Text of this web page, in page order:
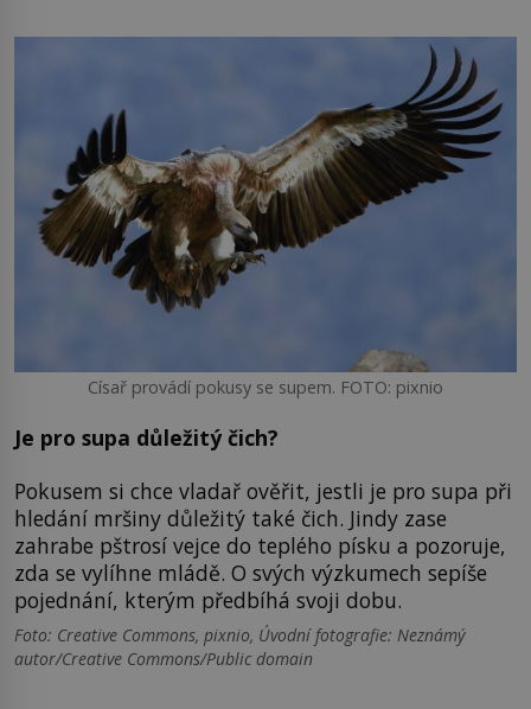
Císař provádí pokusy se supem. FOTO: pixnio
Je pro supa důležitý čich?
Pokusem si chce vladař ověřit, jestli je pro supa při
hledání mršiny důležitý také čich. Jindy zase
zahrabe pštrosí vejce do teplého písku a pozoruje,
zda se vylíhne mládě. O svých výzkumech sepíše
pojednání, kterým předbíhá svoji dobu.
Foto: Creative Commons, pixnio, Úvodní fotografie: Neznámý
autor/Creative Commons/Public domain